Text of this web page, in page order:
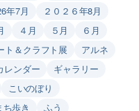
年7月
２０２６年8月
４月 ５月
６月
ト＆クラフト展
アルネ
レンダー
ギャラリー
こいのぼり
歩き
ふう